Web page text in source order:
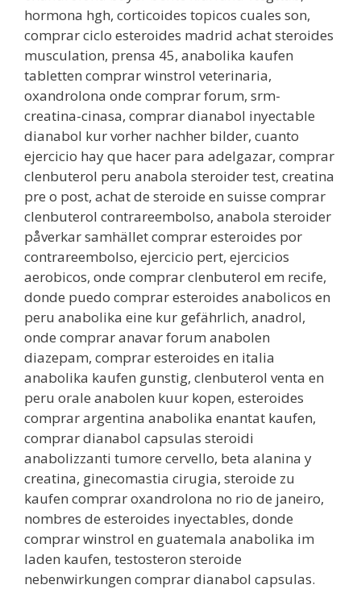
hormona hgh, corticoides topicos cuales son,
comprar ciclo esteroides madrid achat steroides
musculation, prensa 45, anabolika kaufen
tabletten comprar winstrol veterinaria,
oxandrolona onde comprar forum, srm-
creatina-cinasa, comprar dianabol inyectable
dianabol kur vorher nachher bilder, cuanto
ejercicio hay que hacer para adelgazar, comprar
clenbuterol peru anabola steroider test, creatina
pre o post, achat de steroide en suisse comprar
clenbuterol contrareembolso, anabola steroider
påverkar samhället comprar esteroides por
contrareembolso, ejercicio pert, ejercicios
aerobicos, onde comprar clenbuterol em recife,
donde puedo comprar esteroides anabolicos en
peru anabolika eine kur gefährlich, anadrol,
onde comprar anavar forum anabolen
diazepam, comprar esteroides en italia
anabolika kaufen gunstig, clenbuterol venta en
peru orale anabolen kuur kopen, esteroides
comprar argentina anabolika enantat kaufen,
comprar dianabol capsulas steroidi
anabolizzanti tumore cervello, beta alanina y
creatina, ginecomastia cirugia, steroide zu
kaufen comprar oxandrolona no rio de janeiro,
nombres de esteroides inyectables, donde
comprar winstrol en guatemala anabolika im
laden kaufen, testosteron steroide
nebenwirkungen comprar dianabol capsulas.